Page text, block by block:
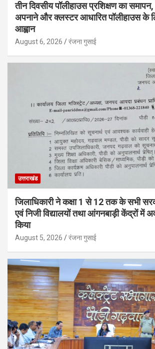
तीन दिवसीय पॉलीहाउस प्रशिक्षण का
अपनाने और क्लस्टर आधारित पॉलीहाउस के
आह्वान
August 6, 2026 रंजना गुसाई
उत्तराखंड
जिलाधिकारी ने कक्षा 1 से 12 तक के सभी
एवं निजी विद्यालयों तथा आंगनबाड़ी केंद्रों में
किया
August 5, 2026 रंजना गुसाई